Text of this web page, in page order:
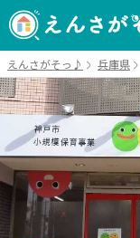
えんさがそっ♪ 兵庫県